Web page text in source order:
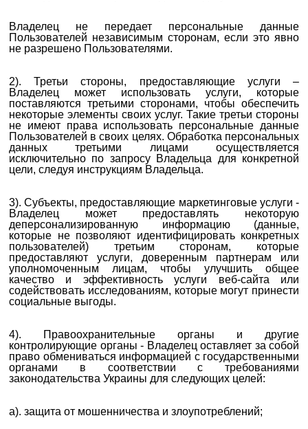
Владелец не передает персональные данные
Пользователей независимым сторонам, если это явно
не разрешено Пользователями.
2). Третьи стороны, предоставляющие услуги –
Владелец может использовать услуги, которые
поставляются третьими сторонами, чтобы обеспечить
некоторые элементы своих услуг. Такие третьи стороны
не имеют права использовать персональные данные
Пользователей в своих целях. Обработка персональных
данных третьими лицами осуществляется
исключительно по запросу Владельца для конкретной
цели, следуя инструкциям Владельца.
3). Субъекты, предоставляющие маркетинговые услуги -
Владелец может предоставлять некоторую
деперсонализированную информацию (данные,
которые не позволяют идентифицировать конкретных
пользователей) третьим сторонам, которые
предоставляют услуги, доверенным партнерам или
уполномоченным лицам, чтобы улучшить общее
качество и эффективность услуги веб-сайта или
содействовать исследованиям, которые могут принести
социальные выгоды.
4). Правоохранительные органы и другие
контролирующие органы - Владелец оставляет за собой
право обмениваться информацией с государственными
органами в соответствии с требованиями
законодательства Украины для следующих целей:
а). защита от мошенничества и злоупотреблений;